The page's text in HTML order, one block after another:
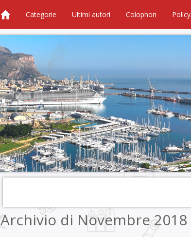
Categorie Ultimi autori Colophon Policy
Archivio di Novembre 2018